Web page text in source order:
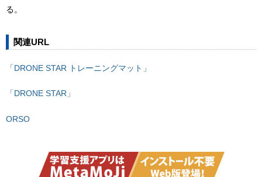
る。
関連URL
「DRONE STAR トレーニングマット」
「DRONE STAR」
ORSO